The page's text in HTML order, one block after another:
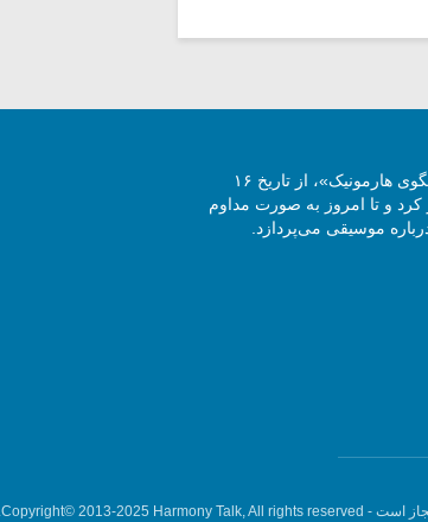
مجله آنلاین موسیقی «گفتگوی هارمونیک»، از تاریخ ۱۶
به کار کرد و تا امروز به صورت مداوم
موسیقی می‌پردازد.
است - Copyright© 2013-2025 Harmony Talk, All rights reserved.